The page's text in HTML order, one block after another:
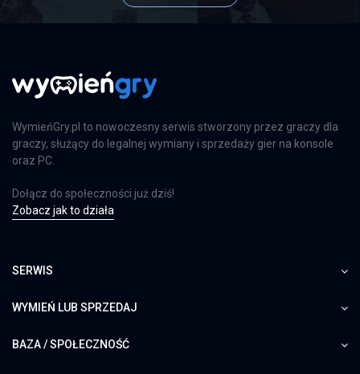
WymieńGry.pl to nowoczesny serwis stworzony przez graczy dla
graczy, służący do legalnej wymiany i sprzedaży gier na konsole
oraz PC.
Dołącz do społeczności już dziś!
Zobacz jak to działa
SERWIS
WYMIEŃ LUB SPRZEDAJ
BAZA / SPOŁECZNOŚĆ